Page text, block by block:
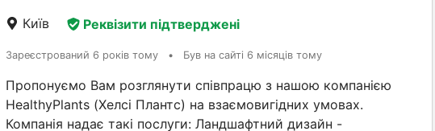
Київ Реквізити підтверджені
Зареєстрований 6 років тому • Був на сайті 6 місяців тому
Пропонуємо Вам розглянути співпрацю з нашою компанією
HealthyPlants (Хелсі Плантс) на взаємовигідних умовах.
Компанія надає такі послуги: Ландшафтний дизайн -